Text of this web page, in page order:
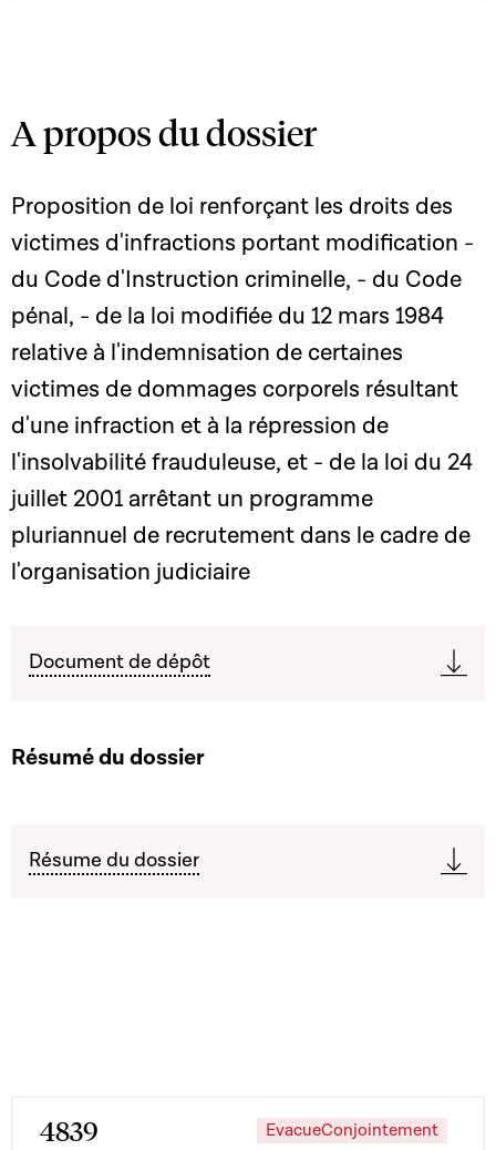
A propos du dossier
Proposition de loi renforçant les droits des
victimes d'infractions portant modification -
du Code d'Instruction criminelle, - du Code
pénal, - de la loi modifiée du 12 mars 1984
relative à l'indemnisation de certaines
victimes de dommages corporels résultant
d'une infraction et à la répression de
l'insolvabilité frauduleuse, et - de la loi du 24
juillet 2001 arrêtant un programme
pluriannuel de recrutement dans le cadre de
l'organisation judiciaire
Document de dépôt
Résumé du dossier
Résume du dossier
4839
EvacueConjointement